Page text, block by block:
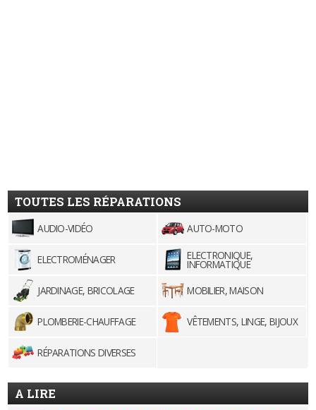
TOUTES LES RÉPARATIONS
AUDIO-VIDÉO AUTO-MOTO
ELECTROMÉNAGER ELECTRONIQUE,
INFORMATIQUE
JARDINAGE, BRICOLAGE
MOBILIER, MAISON
PLOMBERIE-CHAUFFAGE VÊTEMENTS, LINGE, BIJOUX
RÉPARATIONS DIVERSES
A LIRE